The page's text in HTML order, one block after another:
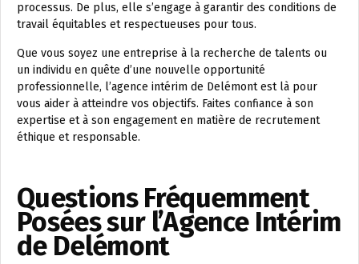
processus. De plus, elle s’engage à garantir des conditions de
travail équitables et respectueuses pour tous.
Que vous soyez une entreprise à la recherche de talents ou
un individu en quête d’une nouvelle opportunité
professionnelle, l’agence intérim de Delémont est là pour
vous aider à atteindre vos objectifs. Faites confiance à son
expertise et à son engagement en matière de recrutement
éthique et responsable.
Questions Fréquemment
Posées sur l’Agence Intérim
de Delémont